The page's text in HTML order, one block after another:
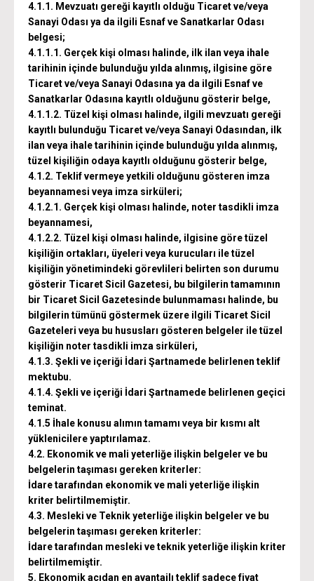
4.1.1. Mevzuatı gereği kayıtlı olduğu Ticaret ve/veya
Sanayi Odası ya da ilgili Esnaf ve Sanatkarlar Odası
belgesi;
4.1.1.1. Gerçek kişi olması halinde, ilk ilan veya ihale
tarihinin içinde bulunduğu yılda alınmış, ilgisine göre
Ticaret ve/veya Sanayi Odasına ya da ilgili Esnaf ve
Sanatkarlar Odasına kayıtlı olduğunu gösterir belge,
4.1.1.2. Tüzel kişi olması halinde, ilgili mevzuatı gereği
kayıtlı bulunduğu Ticaret ve/veya Sanayi Odasından, ilk
ilan veya ihale tarihinin içinde bulunduğu yılda alınmış,
tüzel kişiliğin odaya kayıtlı olduğunu gösterir belge,
4.1.2. Teklif vermeye yetkili olduğunu gösteren imza
beyannamesi veya imza sirküleri;
4.1.2.1. Gerçek kişi olması halinde, noter tasdikli imza
beyannamesi,
4.1.2.2. Tüzel kişi olması halinde, ilgisine göre tüzel
kişiliğin ortakları, üyeleri veya kurucuları ile tüzel
kişiliğin yönetimindeki görevlileri belirten son durumu
gösterir Ticaret Sicil Gazetesi, bu bilgilerin tamamının
bir Ticaret Sicil Gazetesinde bulunmaması halinde, bu
bilgilerin tümünü göstermek üzere ilgili Ticaret Sicil
Gazeteleri veya bu hususları gösteren belgeler ile tüzel
kişiliğin noter tasdikli imza sirküleri,
4.1.3. Şekli ve içeriği İdari Şartnamede belirlenen teklif
mektubu.
4.1.4. Şekli ve içeriği İdari Şartnamede belirlenen geçici
teminat.
4.1.5 İhale konusu alımın tamamı veya bir kısmı alt
yüklenicilere yaptırılamaz.
4.2. Ekonomik ve mali yeterliğe ilişkin belgeler ve bu
belgelerin taşıması gereken kriterler:
İdare tarafından ekonomik ve mali yeterliğe ilişkin
kriter belirtilmemiştir.
4.3. Mesleki ve Teknik yeterliğe ilişkin belgeler ve bu
belgelerin taşıması gereken kriterler:
İdare tarafından mesleki ve teknik yeterliğe ilişkin kriter
belirtilmemiştir.
5. Ekonomik açıdan en avantajlı teklif sadece fiyat